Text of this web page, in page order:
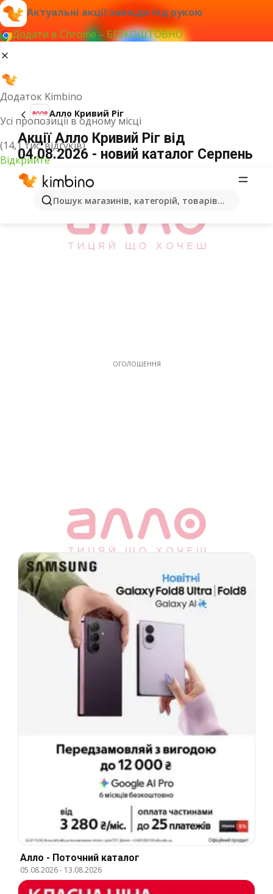
Актуальні акції завжди під рукою
Додати в Chrome – БЕЗКОШТОВНО
Додаток Kimbino
Усі пропозиції в одному місці
(14,1 тис. відгуків)
Відкрийте
Пошук магазинів, категорій, товарів...
Алло Кривий Ріг
Акції Алло Кривий Ріг від
04.08.2026 - новий каталог Серпень
ОГОЛОШЕННЯ
Алло - Поточний каталог
05.08.2026- 13.08.2026